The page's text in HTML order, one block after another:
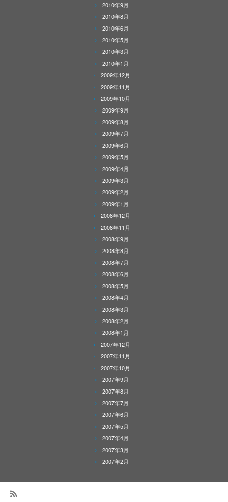
2010年9月
2010年8月
2010年6月
2010年5月
2010年3月
2010年1月
2009年12月
2009年11月
2009年10月
2009年9月
2009年8月
2009年7月
2009年6月
2009年5月
2009年4月
2009年3月
2009年2月
2009年1月
2008年12月
2008年11月
2008年9月
2008年8月
2008年7月
2008年6月
2008年5月
2008年4月
2008年3月
2008年2月
2008年1月
2007年12月
2007年11月
2007年10月
2007年9月
2007年8月
2007年7月
2007年6月
2007年5月
2007年4月
2007年3月
2007年2月